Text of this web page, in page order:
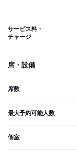
サービス料・
チャージ
席・設備
席数
最大予約可能人数
個室